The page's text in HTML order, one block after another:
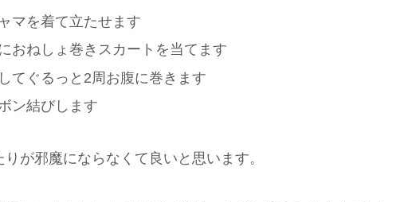
マを着て立たせます
おねしょ巻きスカートを当てます
てぐるっと2周お腹に巻きます
ン結びします
が邪魔にならなくて良いと思います。